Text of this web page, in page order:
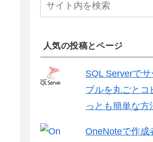
人気の投稿とページ
SQL Serverで
ブルを丸ごとコ
っとも簡単な方
OneNoteで作成